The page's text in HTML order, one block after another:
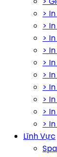
>
>
>
>
>
>
>
>
>
>
Lĩnh Vực